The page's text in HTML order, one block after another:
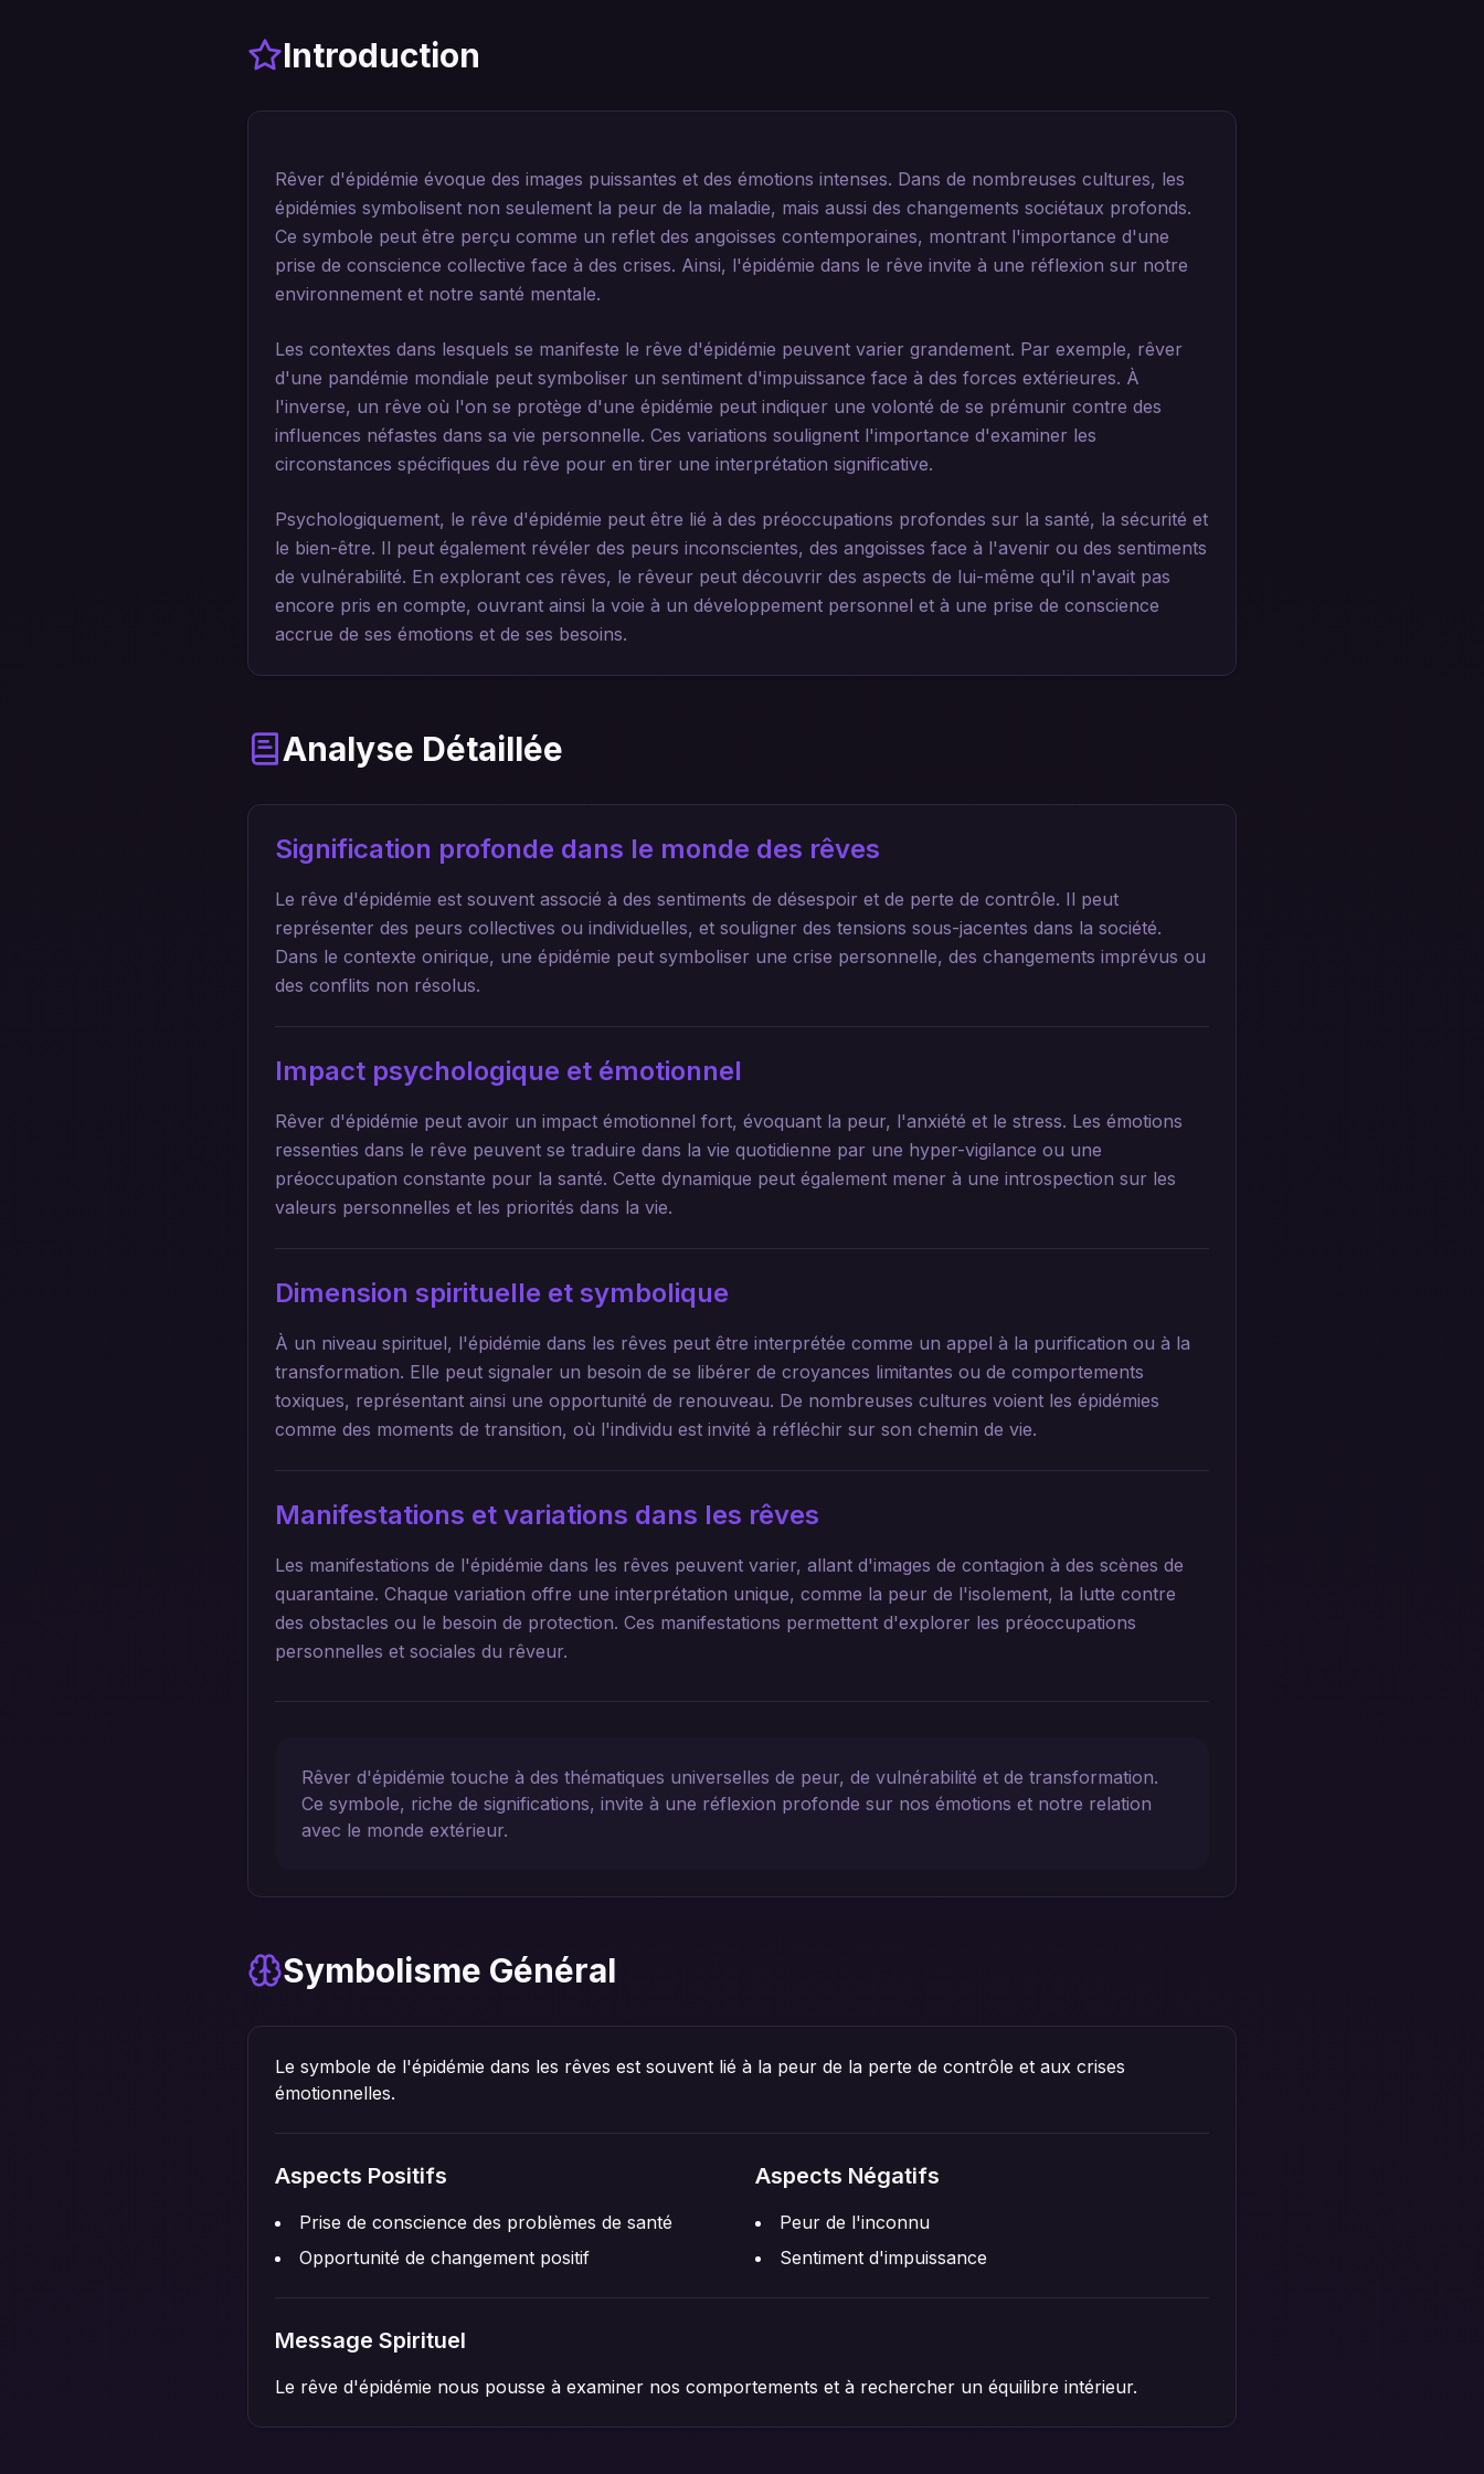
Introduction
Rêver d'épidémie évoque des images puissantes et des émotions intenses. Dans de nombreuses cultures, les
épidémies symbolisent non seulement la peur de la maladie, mais aussi des changements sociétaux profonds.
Ce symbole peut être perçu comme un reflet des angoisses contemporaines, montrant l'importance d'une
prise de conscience collective face à des crises. Ainsi, l'épidémie dans le rêve invite à une réflexion sur notre
environnement et notre santé mentale.
Les contextes dans lesquels se manifeste le rêve d'épidémie peuvent varier grandement. Par exemple, rêver
d'une pandémie mondiale peut symboliser un sentiment d'impuissance face à des forces extérieures. À
l'inverse, un rêve où l'on se protège d'une épidémie peut indiquer une volonté de se prémunir contre des
influences néfastes dans sa vie personnelle. Ces variations soulignent l'importance d'examiner les
circonstances spécifiques du rêve pour en tirer une interprétation significative.
Psychologiquement, le rêve d'épidémie peut être lié à des préoccupations profondes sur la santé, la sécurité et
le bien-être. Il peut également révéler des peurs inconscientes, des angoisses face à l'avenir ou des sentiments
de vulnérabilité. En explorant ces rêves, le rêveur peut découvrir des aspects de lui-même qu'il n'avait pas
encore pris en compte, ouvrant ainsi la voie à un développement personnel et à une prise de conscience
accrue de ses émotions et de ses besoins.
Analyse Détaillée
Signification profonde dans le monde des rêves
Le rêve d'épidémie est souvent associé à des sentiments de désespoir et de perte de contrôle. Il peut
représenter des peurs collectives ou individuelles, et souligner des tensions sous-jacentes dans la société.
Dans le contexte onirique, une épidémie peut symboliser une crise personnelle, des changements imprévus ou
des conflits non résolus.
Impact psychologique et émotionnel
Rêver d'épidémie peut avoir un impact émotionnel fort, évoquant la peur, l'anxiété et le stress. Les émotions
ressenties dans le rêve peuvent se traduire dans la vie quotidienne par une hyper-vigilance ou une
préoccupation constante pour la santé. Cette dynamique peut également mener à une introspection sur les
valeurs personnelles et les priorités dans la vie.
Dimension spirituelle et symbolique
À un niveau spirituel, l'épidémie dans les rêves peut être interprétée comme un appel à la purification ou à la
transformation. Elle peut signaler un besoin de se libérer de croyances limitantes ou de comportements
toxiques, représentant ainsi une opportunité de renouveau. De nombreuses cultures voient les épidémies
comme des moments de transition, où l'individu est invité à réfléchir sur son chemin de vie.
Manifestations et variations dans les rêves
Les manifestations de l'épidémie dans les rêves peuvent varier, allant d'images de contagion à des scènes de
quarantaine. Chaque variation offre une interprétation unique, comme la peur de l'isolement, la lutte contre
des obstacles ou le besoin de protection. Ces manifestations permettent d'explorer les préoccupations
personnelles et sociales du rêveur.
Rêver d'épidémie touche à des thématiques universelles de peur, de vulnérabilité et de transformation.
Ce symbole, riche de significations, invite à une réflexion profonde sur nos émotions et notre relation
avec le monde extérieur.
Symbolisme Général
Le symbole de l'épidémie dans les rêves est souvent lié à la peur de la perte de contrôle et aux crises
émotionnelles.
Aspects Positifs
Prise de conscience des problèmes de santé
Opportunité de changement positif
Aspects Négatifs
Peur de l'inconnu
Sentiment d'impuissance
Message Spirituel
Le rêve d'épidémie nous pousse à examiner nos comportements et à rechercher un équilibre intérieur.